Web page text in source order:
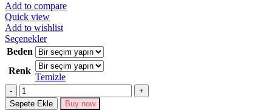
Add to compare
Quick view
Add to wishlist
SeçeneklerBu
ürünün
birden
fazla
varyasyonu
Seçenekler
Beden
Renk
Temizle
Miktar
Sepete Ekle Buy now